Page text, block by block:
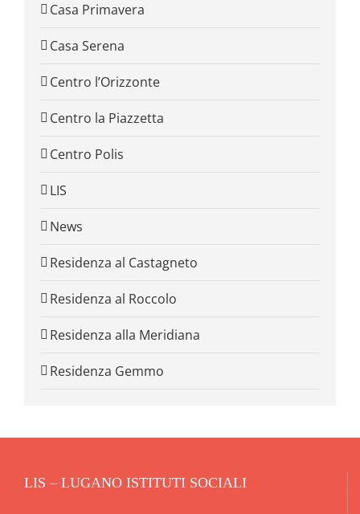
Casa Primavera
Casa Serena
Centro l’Orizzonte
Centro la Piazzetta
Centro Polis
LIS
News
Residenza al Castagneto
Residenza al Roccolo
Residenza alla Meridiana
Residenza Gemmo
LIS – LUGANO ISTITUTI SOCIALI